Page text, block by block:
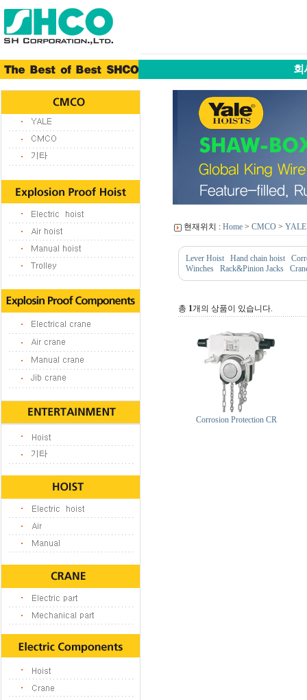
회
현재위치 : Home > CMCO > YALE
Lever Hoist Hand chain hoist
Winches
Rack&Pinion Jacks
총 1개의 상품이 있습니다.
Corrosion Protection CR